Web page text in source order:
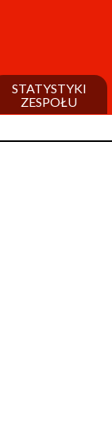
STATYSTYKI
ZESPOŁU